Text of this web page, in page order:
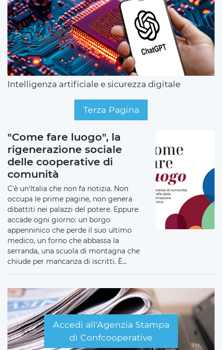
Intelligenza artificiale e sicurezza digitale
Terza Pagina
"Come fare luogo", la
rigenerazione sociale
delle cooperative di
comunità
C'è un'Italia che non fa notizia. Non
occupa le prime pagine, non genera
dibattiti nei palazzi del potere. Eppure
accade ogni giorno: un borgo
appenninico che perde il suo ultimo
medico, un forno che abbassa la
serranda, una scuola di montagna che
chiude per mancanza di iscritti. È...
Accedi all'Agenzia Stampa
di Confcooperative